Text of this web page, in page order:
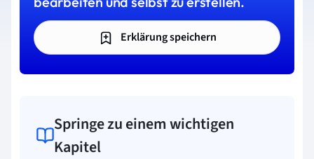
Erklärung speichern
Springe zu einem wichtigen
Kapitel